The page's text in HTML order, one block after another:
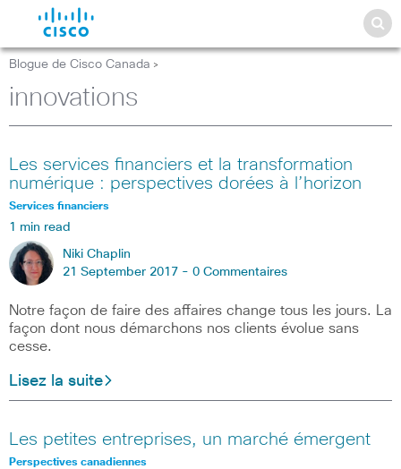
Blogue de Cisco Canada >
innovations
Les services financiers et la transformation
numérique : perspectives dorées à l’horizon
Services financiers
1 min read
Niki Chaplin
21 September 2017 - 0 Commentaires
Notre façon de faire des affaires change tous les jours. La
façon dont nous démarchons nos clients évolue sans
cesse.
Lisez la suite
Les petites entreprises, un marché émergent
Perspectives canadiennes